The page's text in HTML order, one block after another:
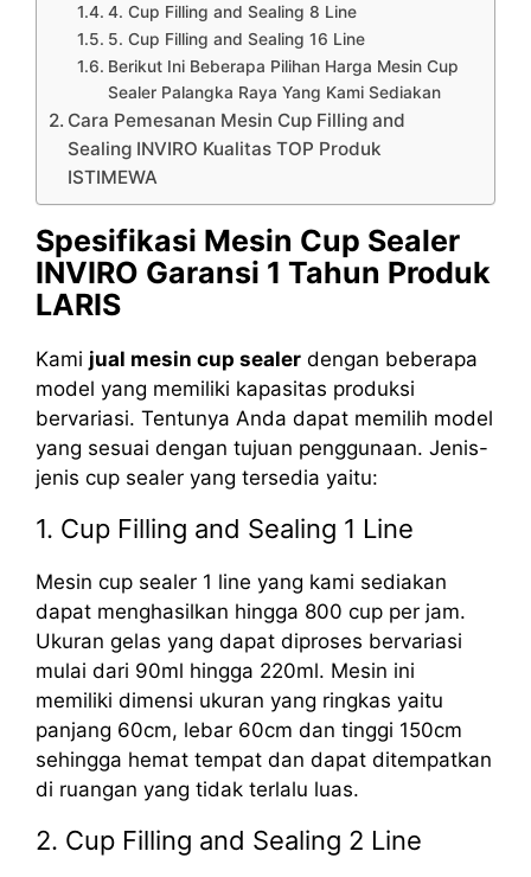
4. Cup Filling and Sealing 8 Line
5. Cup Filling and Sealing 16 Line
Berikut Ini Beberapa Pilihan Harga Mesin Cup
Sealer Palangka Raya Yang Kami Sediakan
Cara Pemesanan Mesin Cup Filling and
Sealing INVIRO Kualitas TOP Produk
ISTIMEWA
Spesifikasi Mesin Cup Sealer
INVIRO Garansi 1 Tahun Produk
LARIS
Kami jual mesin cup sealer dengan beberapa
model yang memiliki kapasitas produksi
bervariasi. Tentunya Anda dapat memilih model
yang sesuai dengan tujuan penggunaan. Jenis-
jenis cup sealer yang tersedia yaitu:
1. Cup Filling and Sealing 1 Line
Mesin cup sealer 1 line yang kami sediakan
dapat menghasilkan hingga 800 cup per jam.
Ukuran gelas yang dapat diproses bervariasi
mulai dari 90ml hingga 220ml. Mesin ini
memiliki dimensi ukuran yang ringkas yaitu
panjang 60cm, lebar 60cm dan tinggi 150cm
sehingga hemat tempat dan dapat ditempatkan
di ruangan yang tidak terlalu luas.
2. Cup Filling and Sealing 2 Line